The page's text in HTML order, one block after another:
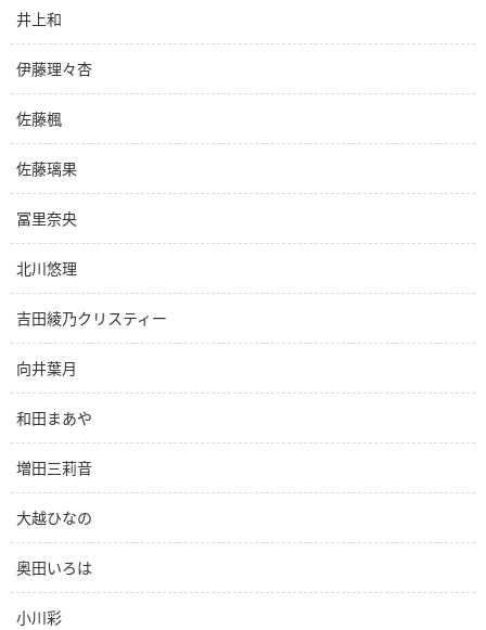
井上和
伊藤理々杏
佐藤楓
佐藤璃果
冨里奈央
北川悠理
吉田綾乃クリスティー
向井葉月
和田まあや
増田三莉音
大越ひなの
奥田いろは
小川彩